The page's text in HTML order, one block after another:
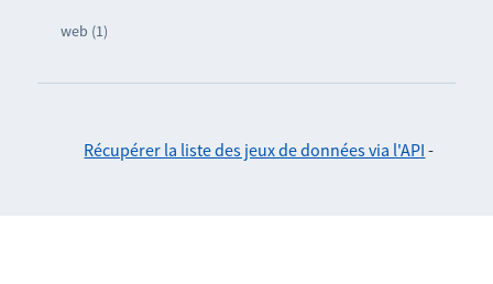
web (1)
Récupérer la liste des jeux de données via l'API -